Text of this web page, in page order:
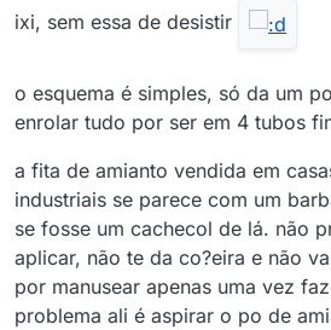
ixi, sem essa de desistir
o esquema é simples, só da um
enrolar tudo por ser em 4 tubos
a fita de amianto vendida em
industriais se parece com um
se fosse um cachecol de lá. não
aplicar, não te da co?eira e não
por manusear apenas uma vez
problema ali é aspirar o po de